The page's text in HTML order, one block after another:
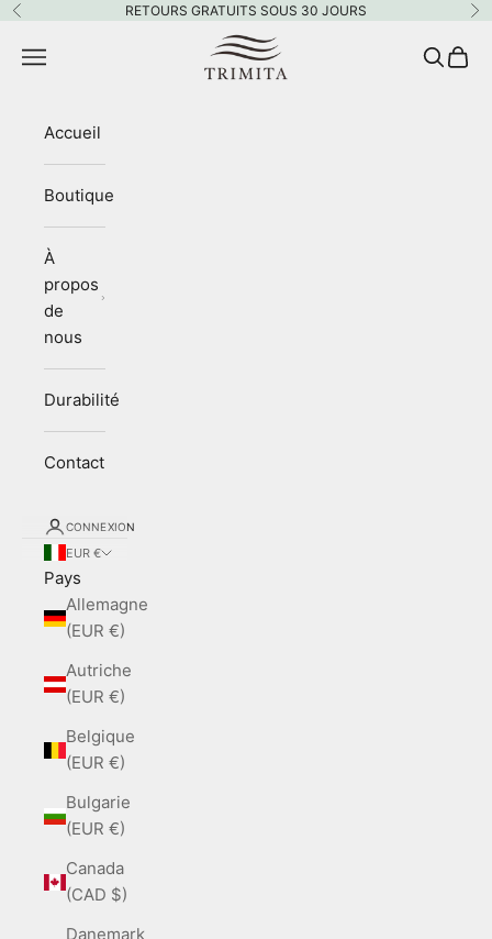
Passer au contenu
Précédent RETOURS GRATUITS SOUS 30 JOURS
Menu
Accueil
Boutique
À
propos
de
nous
Durabilité
Contact
CONNEXION
EUR €
Pays
Allemagne
(EUR €)
Autriche
(EUR €)
Belgique
(EUR €)
Bulgarie
(EUR €)
Canada
(CAD $)
Danemark